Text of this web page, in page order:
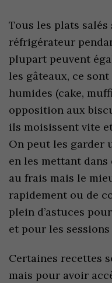
Tous les plats salés
réfrigérateur
plupart peuvent
les gâteaux, ce
humides (cake,
opposition aux
ils moisissent vite
On peut les garder
en les mettant
au frais mais le
rapidement ou de
plein d’astuces
et pour les
Certaines recettes
mais pour avoir